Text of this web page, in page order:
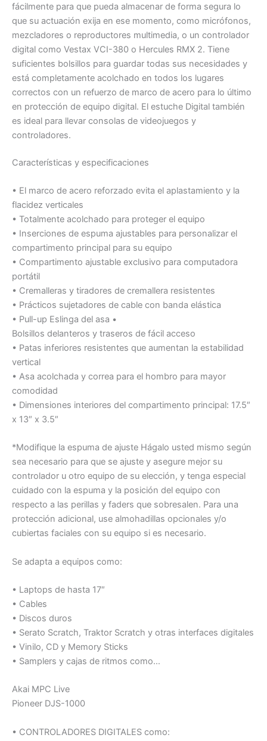
fácilmente para que pueda almacenar de forma segura lo
que su actuación exija en ese momento, como micrófonos,
mezcladores o reproductores multimedia, o un controlador
digital como Vestax VCI-380 o Hercules RMX 2. Tiene
suficientes bolsillos para guardar todas sus necesidades y
está completamente acolchado en todos los lugares
correctos con un refuerzo de marco de acero para lo último
en protección de equipo digital. El estuche Digital también
es ideal para llevar consolas de videojuegos y
controladores.
Características y especificaciones
• El marco de acero reforzado evita el aplastamiento y la
flacidez verticales
• Totalmente acolchado para proteger el equipo
• Inserciones de espuma ajustables para personalizar el
compartimento principal para su equipo
• Compartimento ajustable exclusivo para computadora
portátil
• Cremalleras y tiradores de cremallera resistentes
• Prácticos sujetadores de cable con banda elástica
• Pull-up Eslinga del asa •
Bolsillos delanteros y traseros de fácil acceso
• Patas inferiores resistentes que aumentan la estabilidad
vertical
• Asa acolchada y correa para el hombro para mayor
comodidad
• Dimensiones interiores del compartimento principal: 17.5″
x 13″ x 3.5″
*Modifique la espuma de ajuste Hágalo usted mismo según
sea necesario para que se ajuste y asegure mejor su
controlador u otro equipo de su elección, y tenga especial
cuidado con la espuma y la posición del equipo con
respecto a las perillas y faders que sobresalen. Para una
protección adicional, use almohadillas opcionales y/o
cubiertas faciales con su equipo si es necesario.
Se adapta a equipos como:
• Laptops de hasta 17″
• Cables
• Discos duros
• Serato Scratch, Traktor Scratch y otras interfaces digitales
• Vinilo, CD y Memory Sticks
• Samplers y cajas de ritmos como…
Akai MPC Live
Pioneer DJS-1000
• CONTROLADORES DIGITALES como: